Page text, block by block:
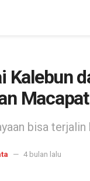
Kalebun
Macapat
bisa
4 bulan lalu